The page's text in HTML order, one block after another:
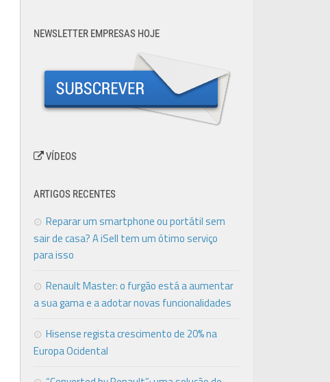
NEWSLETTER EMPRESAS HOJE
VÍDEOS
ARTIGOS RECENTES
Reparar um smartphone ou portátil sem
sair de casa? A iSell tem um ótimo serviço
para isso
Renault Master: o furgão está a aumentar
a sua gama e a adotar novas funcionalidades
Hisense regista crescimento de 20% na
Europa Ocidental